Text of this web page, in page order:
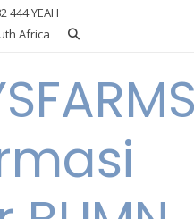
444 YEAH
Africa